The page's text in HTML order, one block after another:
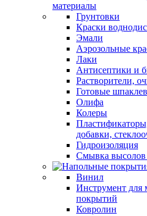
материалы
Грунтовки
Краски
Эмали
Аэрозольные
Лаки
Антисептики и
Растворители,
Готовые
Олифа
Колеры
добавки,
Гидроизоляция
Смывка высолов
Винил
Инструмент для
покрытий
Ковролин